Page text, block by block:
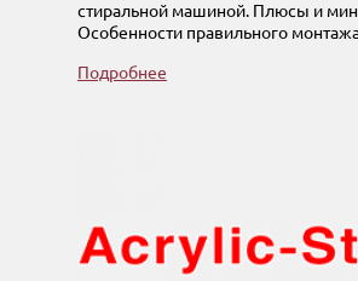
стиральной машиной. Плюсы и
Особенности правильного
Подробнее